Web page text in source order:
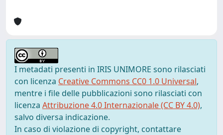
I metadati presenti in IRIS UNIMORE sono rilasciati
con licenza Creative Commons CC0 1.0 Universal,
mentre i file delle pubblicazioni sono rilasciati con
licenza Attribuzione 4.0 Internazionale (CC BY 4.0),
salvo diversa indicazione.
In caso di violazione di copyright, contattare